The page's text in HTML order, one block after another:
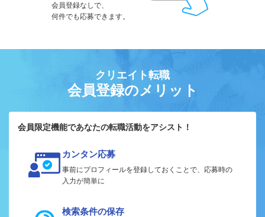
会員登録なしで、
何件でも応募できます。
クリエイト転職
会員登録のメリット
会員限定機能であなたの転職活動をアシスト！
カンタン応募
事前にプロフィールを登録しておくことで、応募時の
入力が簡単に
検索条件の保存